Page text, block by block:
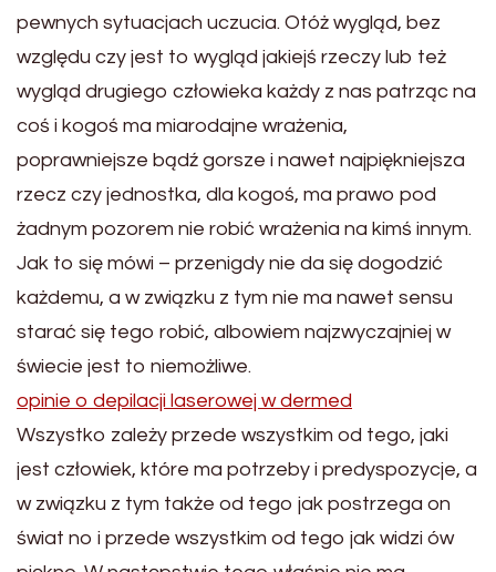
pewnych sytuacjach uczucia. Otóż wygląd, bez
względu czy jest to wygląd jakiejś rzeczy lub też
wygląd drugiego człowieka każdy z nas patrząc na
coś i kogoś ma miarodajne wrażenia,
poprawniejsze bądź gorsze i nawet najpiękniejsza
rzecz czy jednostka, dla kogoś, ma prawo pod
żadnym pozorem nie robić wrażenia na kimś innym.
Jak to się mówi – przenigdy nie da się dogodzić
każdemu, a w związku z tym nie ma nawet sensu
starać się tego robić, albowiem najzwyczajniej w
świecie jest to niemożliwe.
opinie o depilacji laserowej w dermed
Wszystko zależy przede wszystkim od tego, jaki
jest człowiek, które ma potrzeby i predyspozycje, a
w związku z tym także od tego jak postrzega on
świat no i przede wszystkim od tego jak widzi ów